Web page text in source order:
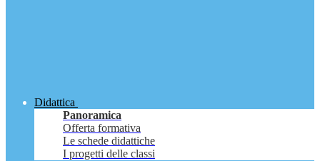
Didattica
Panoramica
Offerta formativa
Le schede didattiche
I progetti delle classi